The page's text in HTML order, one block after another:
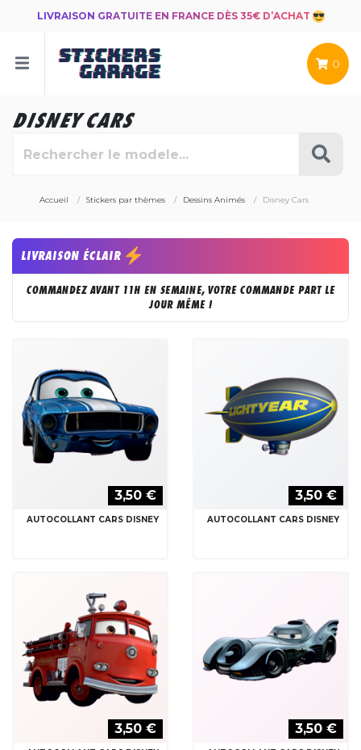
LIVRAISON GRATUITE EN FRANCE DÈS 35€ D’ACHAT
0
DISNEY CARS
Accueil Stickers par thèmes Dessins Animés Disney Cars
LIVRAISON ÉCLAIR
COMMANDEZ AVANT 11H EN SEMAINE, VOTRE COMMANDE PART LE
JOUR MÊME !
3,50 €
AUTOCOLLANT CARS DISNEY
3,50 €
AUTOCOLLANT CARS DISNEY
3,50 € 3,50 €